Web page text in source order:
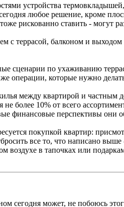
устройства
любое решение, кроме
рискованно ставить - могут
с террасой, балконом и
сценарии по ухаживанию
операции, которые нужно
между квартирой и частным
не более 10% от всего
финансовые перспективы они
покупкой квартир:
все то, что написано
воздухе в тапочках или
сегодня может, не побоюсь